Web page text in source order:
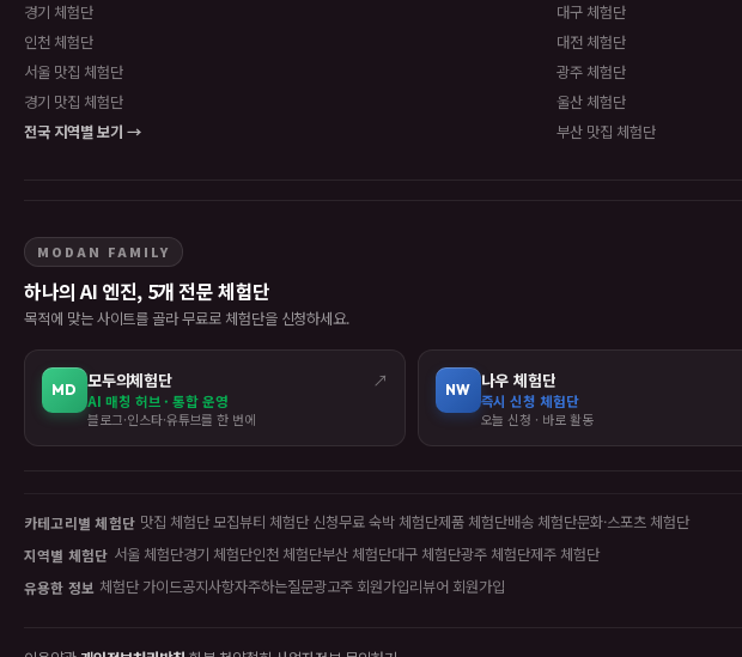
경기 체험단
인천 체험단
서울 맛집 체험단
경기 맛집 체험단
전국 지역별 보기 →
대구 체험단
대전 체험단
광주 체험단
울산 체험단
부산 맛집 체험단
MODAN FAMILY
하나의 AI 엔진, 5개 전문 체험단
목적에 맞는 사이트를 골라 무료로 체험단을 신청하세요.
MD 모두의체험단 ↗
AI 매칭 허브 · 통합 운영
블로그·인스타·유튜브를 한 번에
NW 나우 체험단
즉시 신청 체험단
오늘 신청 · 바로 활동
카테고리별 체험단 맛집 체험단 모집뷰티 체험단 신청무료 숙박 체험단제품 체험단배송 체험단문화·스포츠 체험단
지역별 체험단 서울 체험단경기 체험단인천 체험단부산 체험단대구 체험단광주 체험단제주 체험단
유용한 정보 체험단 가이드공지사항자주하는질문광고주 회원가입리뷰어 회원가입